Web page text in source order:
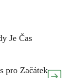
Je Čas
pro Začátek